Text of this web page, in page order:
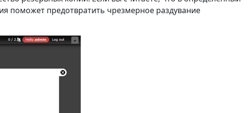
поможет предотвратить чрезмерное раздувание